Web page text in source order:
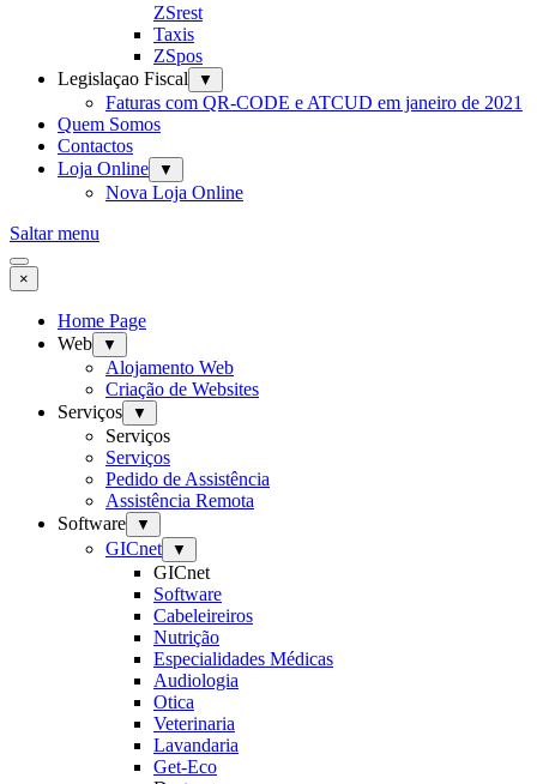
ZSrest
Taxis
ZSpos
Legislaçao Fiscal
▼
Faturas com QR-CODE e ATCUD em janeiro de 2021
Quem Somos
Contactos
Loja Online
▼
Nova Loja Online
Saltar menu
×
Home Page
Web
▼
Alojamento Web
Criação de Websites
Serviços
▼
Serviços
Serviços
Pedido de Assistência
Assistência Remota
Software
▼
GICnet ▼
GICnet
Software
Cabeleireiros
Nutrição
Especialidades Médicas
Audiologia
Otica
Veterinaria
Lavandaria
Get-Eco